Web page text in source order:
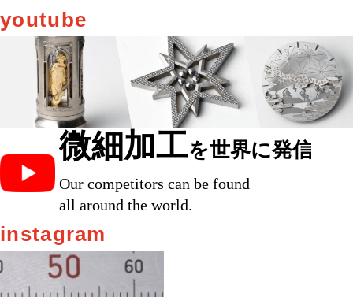
youtube
instagram